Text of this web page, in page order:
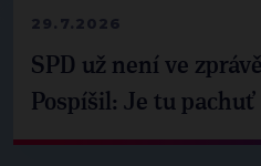
29.7.2026
SPD už není ve
Pospíšil: Je tu pachuť